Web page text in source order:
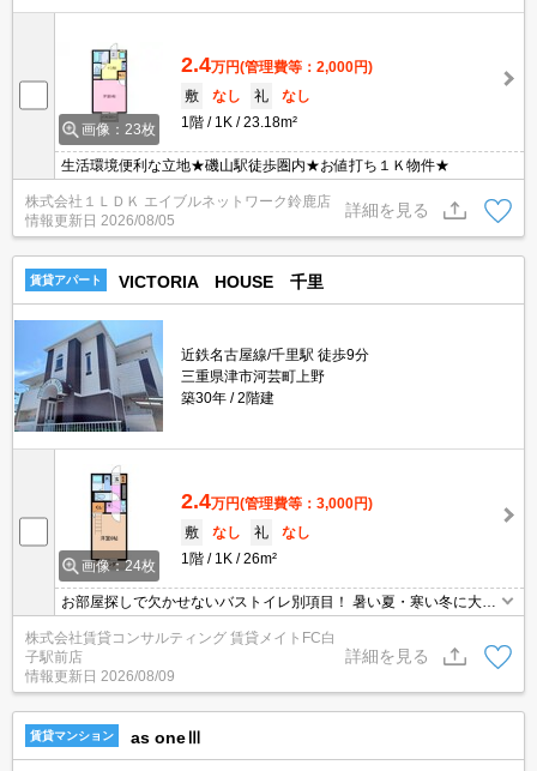
画像：23枚
2.4万円(管理費等：2,000円)
敷
なし 礼
なし
1階
1K 23.18m²
生活環境便利な立地★磯山駅徒歩圏内★お値打ち１Ｋ物件★
株式会社１ＬＤＫ エイブルネットワーク鈴鹿店
情報更新日 2026/08/05
詳細を見る
賃貸アパート VICTORIA HOUSE 千里
近鉄名古屋線/千里駅 徒歩9分
三重県津市河芸町上野
築30年
2階建
画像：24枚
2.4万円(管理費等：3,000円)
敷
なし 礼
なし
1階
1K 26m²
お部屋探しで欠かせないバストイレ別項目！ 暑い夏・寒い冬に大活
躍のエアコン♪エアコン付き物件ならオールシーズン快適に過ごせま
す◎
株式会社賃貸コンサルティング 賃貸メイトFC白
子駅前店
情報更新日 2026/08/09
詳細を見る
賃貸マンション as oneⅢ